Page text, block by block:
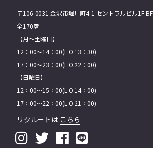
〒106-0031 ⾦沢市堀川町4-1 セントラルビル1F BF
全170席
【月〜土曜日】
12：00〜14：00(L.O.13：30)
17：00〜23：00(L.O.22：00)
【日曜日】
12：00〜15：00(L.O.14：00)
17：00〜22：00(L.O.21：00)
リクルートは こちら